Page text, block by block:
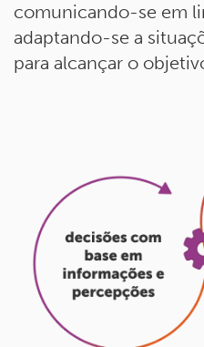
comunicando-se em
adaptando-se a
para alcançar o